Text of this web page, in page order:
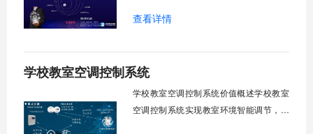
足，节能降耗。精准适配多媒体教学、考
能智慧校园生态升级。智能光感调节1. 动
态光照追踪实时捕捉室外照度参数。光照
阈值超标触发开合机构。免人工干预。自
然
查看详情
学校教室空调控制系统
学校教室空调控制系统价值概述学校教室
空调控制系统实现教室环境智能调节，提